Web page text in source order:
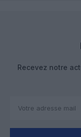
Recevez notre